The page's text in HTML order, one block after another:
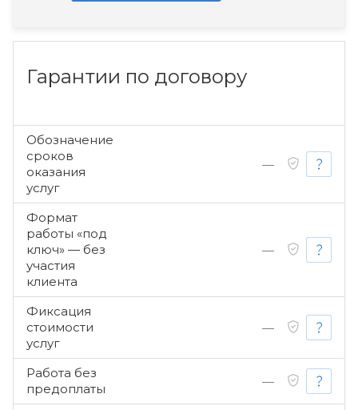
Гарантии по договору
Обозначение
сроков
оказания
услуг
—
Формат
работы «под
ключ» — без
участия
клиента
—
Фиксация
стоимости
услуг
—
Работа без
предоплаты
—